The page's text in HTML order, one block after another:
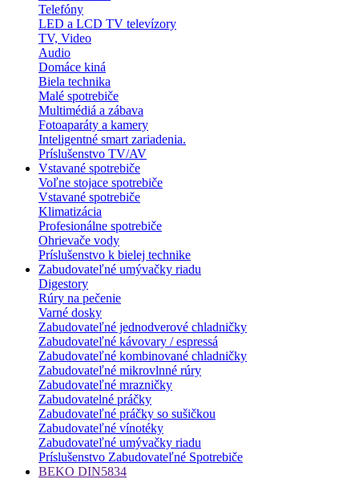
Telefóny
LED a LCD TV televízory
TV, Video
Audio
Domáce kiná
Biela technika
Malé spotrebiče
Multimédiá a zábava
Fotoaparáty a kamery
Inteligentné smart zariadenia.
Príslušenstvo TV/AV
Vstavané spotrebiče
Voľne stojace spotrebiče
Vstavané spotrebiče
Klimatizácia
Profesionálne spotrebiče
Ohrievače vody
Príslušenstvo k bielej technike
Zabudovateľné umývačky riadu
Digestory
Rúry na pečenie
Varné dosky
Zabudovateľné jednodverové chladničky
Zabudovateľné kávovary / espressá
Zabudovateľné kombinované chladničky
Zabudovateľné mikrovlnné rúry
Zabudovateľné mrazničky
Zabudovatelné práčky
Zabudovateľné práčky so sušičkou
Zabudovateľné vínotéky
Zabudovateľné umývačky riadu
Príslušenstvo Zabudovateľné Spotrebiče
BEKO DIN5834